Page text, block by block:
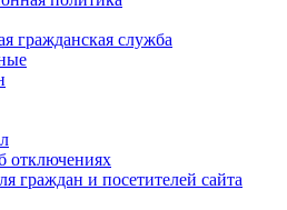
гражданская служба
отключениях
граждан и посетителей сайта